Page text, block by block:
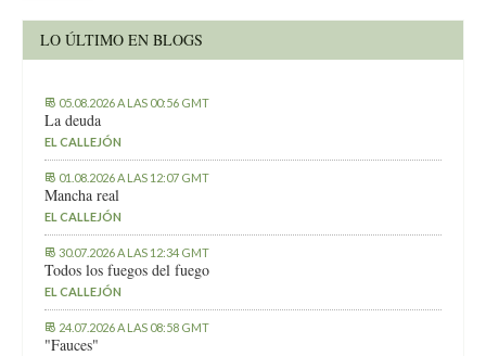
LO ÚLTIMO EN BLOGS
05.08.2026 A LAS 00:56 GMT
La deuda
EL CALLEJÓN
01.08.2026 A LAS 12:07 GMT
Mancha real
EL CALLEJÓN
30.07.2026 A LAS 12:34 GMT
Todos los fuegos del fuego
EL CALLEJÓN
24.07.2026 A LAS 08:58 GMT
"Fauces"